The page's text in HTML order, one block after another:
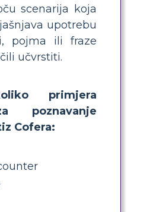
scenarija koja
upotrebu
pojma ili fraze
učvrstiti.
primjera
poznavanje
Cofera: